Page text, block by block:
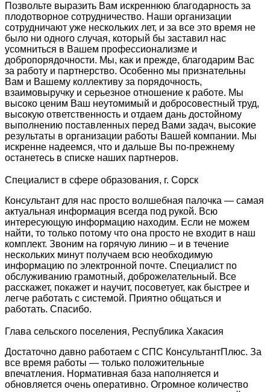
Позвольте выразить Вам искреннюю благодарность за
плодотворное сотрудничество. Наши организации
сотрудничают уже нескольких лет, и за все это время не
было ни одного случая, который бы заставил нас
усомниться в Вашем профессионализме и
добропорядочности. Мы, как и прежде, благодарим Вас
за работу и партнерство. Особенно мы признательны
Вам и Вашему коллективу за порядочность,
взаимовыручку и серьезное отношение к работе. Мы
высоко ценим Ваш неутомимый и добросовестный труд,
высокую ответственность и отдаем дань достойному
выполнению поставленных перед Вами задач, высокие
результаты в организации работы Вашей компании. Мы
искренне надеемся, что и дальше Вы по-прежнему
останетесь в списке наших партнеров.
Специалист в сфере образования, г. Сорск
Консультант для нас просто волшебная палочка — самая
актуальная информация всегда под рукой. Всю
интересующую информацию находим. Если не можем
найти, то только потому что она просто не входит в наш
комплект. Звоним на горячую линию – и в течение
нескольких минут получаем всю необходимую
информацию по электронной почте. Специалист по
обслуживанию грамотный, доброжелательный. Все
расскажет, покажет и научит, посоветует, как быстрее и
легче работать с системой. Приятно общаться и
работать. Спасибо.
Глава сельского поселения, Республика Хакасия
Достаточно давно работаем с СПС КонсультантПлюс. За
все время работы — только положительные
впечатления. Нормативная база наполняется и
обновляется очень оперативно. Огромное количество